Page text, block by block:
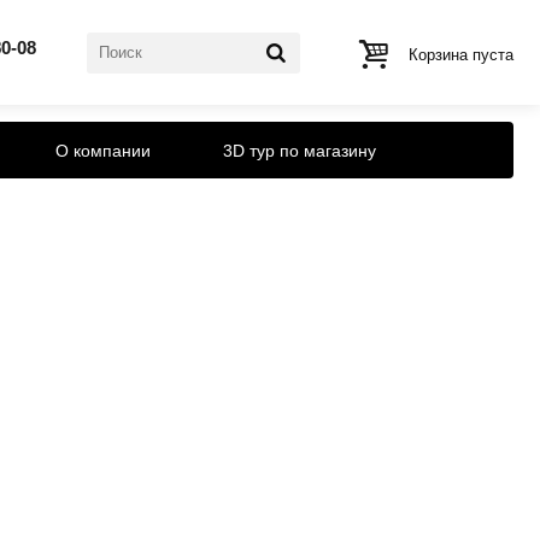
Корзина пуста
08
О компании 3D тур по магазину